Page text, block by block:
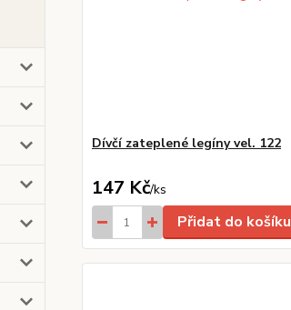
Dívčí zateplené legíny vel. 122
147 Kč/ks
Přidat do košíku